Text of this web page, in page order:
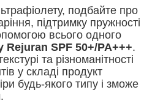
подбайте про
підтримку пружності
всього одного
Rejuran SPF 50+/PA+++.
та різноманітності
у складі продукт
будь-якого типу і зможе